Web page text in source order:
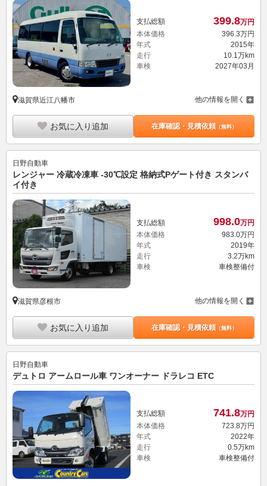
支払総額 399.8万円
本体価格
396. 3万円
年式
2015年
走行
10.1万km
車検
2027年03月
滋賀県近江八幡市 他の情報を開く
お気に入り追加 在庫確認・見積依頼（無料）
日野自動車
レンジャー 冷蔵冷凍車 -30℃設定 格納式Pゲート付き スタンバ
イ付き
支払総額 998.0万円
本体価格
983.0万円
年式
2019年
走行
3.2万km
車検
車検整備付
滋賀県彦根市 他の情報を開く
お気に入り追加 在庫確認・見積依頼（無料）
日野自動車
デュトロ アームロール車 ワンオーナー ドラレコ ETC
支払総額 741.8万円
本体価格
723. 8万円
年式
2022年
走行
0.5万km
車検
車検整備付